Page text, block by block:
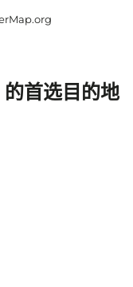
首选目的地